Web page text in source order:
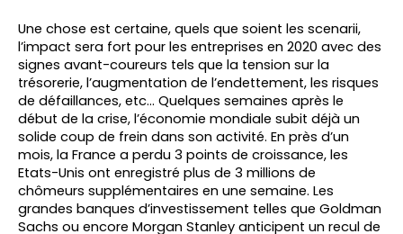
Une chose est certaine, quels que soient les scenarii,
l’impact sera fort pour les entreprises en 2020 avec des
signes avant-coureurs tels que la tension sur la
trésorerie, l’augmentation de l’endettement, les risques
de défaillances, etc… Quelques semaines après le
début de la crise, l’économie mondiale subit déjà un
solide coup de frein dans son activité. En près d’un
mois, la France a perdu 3 points de croissance, les
Etats-Unis ont enregistré plus de 3 millions de
chômeurs supplémentaires en une semaine. Les
grandes banques d’investissement telles que Goldman
Sachs ou encore Morgan Stanley anticipent un recul de